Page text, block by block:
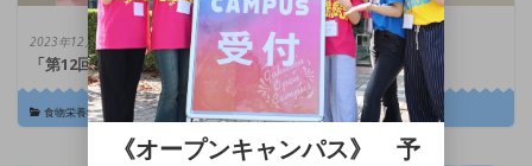
2023年12月6日
「第12回 学びの泉グランプリ」開催【審査結果発表】
食物栄養学科 生活デザイン総合学科|幼児教育学科
《オープンキャンパス》 予